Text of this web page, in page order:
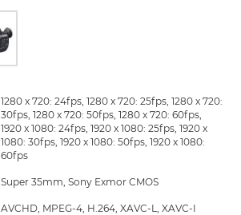
1280 x 720: 24fps, 1280 x 720: 25fps, 1280 x 720:
30fps, 1280 x 720: 50fps, 1280 x 720: 60fps,
1920 x 1080: 24fps, 1920 x 1080: 25fps, 1920 x
1080: 30fps, 1920 x 1080: 50fps, 1920 x 1080:
60fps
Super 35mm, Sony Exmor CMOS
AVCHD, MPEG-4, H.264, XAVC-L, XAVC-I